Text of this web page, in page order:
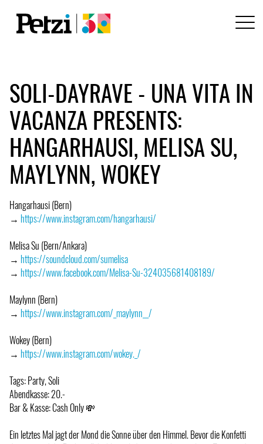
SOLI-DAYRAVE - UNA VITA IN
VACANZA PRESENTS:
HANGARHAUSI, MELISA SU,
MAYLYNN, WOKEY
Hangarhausi (Bern)
→ https://www.instagram.com/hangarhausi/
Melisa Su (Bern/Ankara)
→ https://soundcloud.com/sumelisa
→ https://www.facebook.com/Melisa-Su-324035681408189/
Maylynn (Bern)
→ https://www.instagram.com/_maylynn__/
Wokey (Bern)
→ https://www.instagram.com/wokey._/
Tags: Party, Soli
Abendkasse: 20.-
Bar & Kasse: Cash Only 💸
Ein letztes Mal jagt der Mond die Sonne über den Himmel. Bevor die Konfetti